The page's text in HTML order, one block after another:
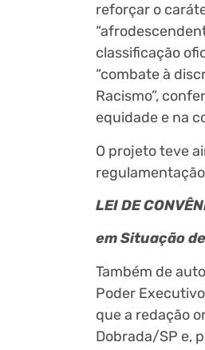
reforçar o
classificação
“combate à
Racismo”,
equidade e na
O projeto teve
LEI DE
em Situação de
Também de
Poder
que a redação
Dobrada/SP e,